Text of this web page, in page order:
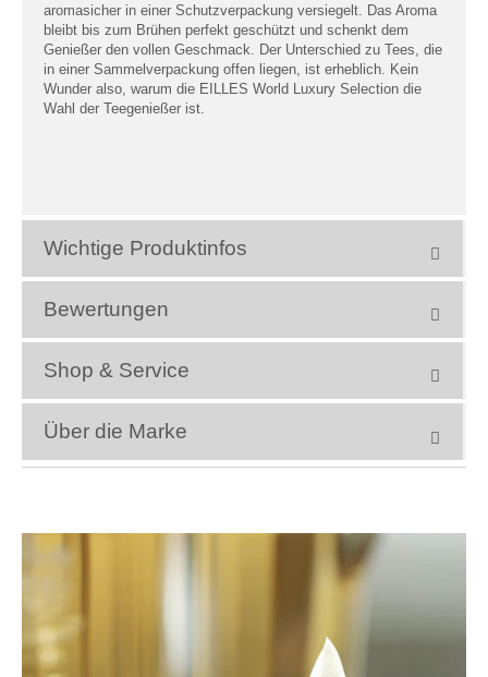
aromasicher in einer Schutzverpackung versiegelt. Das Aroma
bleibt bis zum Brühen perfekt geschützt und schenkt dem
Genießer den vollen Geschmack. Der Unterschied zu Tees, die
in einer Sammelverpackung offen liegen, ist erheblich. Kein
Wunder also, warum die EILLES World Luxury Selection die
Wahl der Teegenießer ist.
Wichtige Produktinfos
Bewertungen
Shop & Service
Über die Marke